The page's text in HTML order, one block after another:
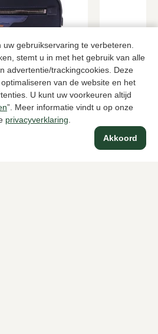
gebruikservaring te verbeteren.
stemt u in met het gebruik van alle
advertentie/trackingcookies. Deze
van de website en het
U kunt uw voorkeuren altijd
”. Meer informatie vindt u op onze
privacyverklaring
Akkoord
Santoni
Blauwe
1550,00